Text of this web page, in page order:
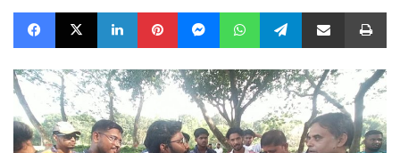
Facebook
X LinkedInPinterestMessengerWhatsAppTelegramShare via Email